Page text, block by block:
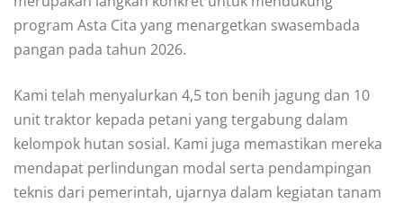
program Asta Cita yang menargetkan swasembada
pangan pada tahun 2026.
Kami telah menyalurkan 4,5 ton benih jagung dan 10
unit traktor kepada petani yang tergabung dalam
kelompok hutan sosial. Kami juga memastikan mereka
mendapat perlindungan modal serta pendampingan
teknis dari pemerintah, ujarnya dalam kegiatan tanam